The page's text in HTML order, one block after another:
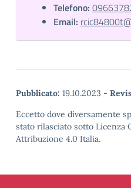
Telefono:
Email:
Pubblicato: 19.10.2023 -
Eccetto dove diversamente
stato rilasciato sotto Licenza
Attribuzione 4.0 Italia.